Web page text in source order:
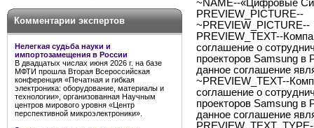
Комментарии экспертов
Нелегкая судьба науки и
импортозамещения в России
В двадцатых числах июня 2026 г. на базе
МФТИ прошла Вторая Всероссийская
конференция «Печатная и гибкая
электроника: оборудование, материалы и
технологии», организованная Научным
центров мирового уровня «Центр
перспективной микроэлектроники».
~NAME--«Цифровые
PREVIEW_PICTURE--
~PREVIEW_PICTURE--
PREVIEW_TEXT--
соглашение о
проекторов Samsung в
данное соглашение
~PREVIEW_TEXT--
соглашение о
проекторов Samsung в
данное соглашение